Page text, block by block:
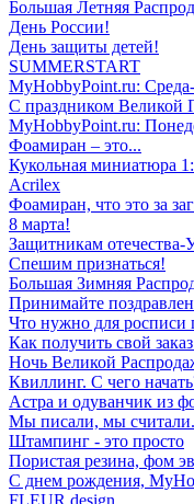
Большая Летняя
День России!
День защиты детей!
SUMMERSTART
MyHobbyPoint.ru:
С праздником Великой
MyHobbyPoint.ru:
Фоамиран – это...
Кукольная миниатюра
Acrilex
Фоамиран, что это за
8 марта!
Защитникам
Спешим признаться!
Большая Зимняя
Принимайте
Что нужно для росписи
Как получить свой
Ночь Великой
Квиллинг. С чего
Астра и одуванчик из
Мы писали, мы
Штампинг - это просто
Пористая резина, фом
С днем рождения,